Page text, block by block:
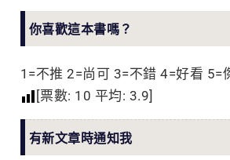
你喜歡這本書嗎？
1=不推 2=尚可 3=不錯 4=好看 5=
[票數: 10 平均: 3.9]
有新文章時通知我